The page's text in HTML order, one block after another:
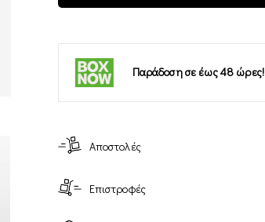
Παράδοση σε έως 48 ώρες!
Αποστολές
Επιστροφές
-14%